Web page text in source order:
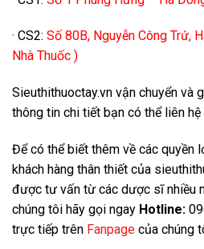
· CS2: Số 80B, Nguyễn Công Trứ,
Nhà Thuốc )
Sieuthithuoctay.vn vận chuyển và
thông tin chi tiết bạn có thể liên
Để có thể biết thêm về các quyền
khách hàng thân thiết của
được tư vấn từ các dược sĩ nhiều
chúng tôi hãy gọi ngay Hotline:
trực tiếp trên Fanpage của chúng